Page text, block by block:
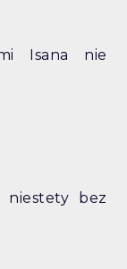
Isana nie
niestety bez